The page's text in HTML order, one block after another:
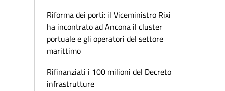
Riforma dei porti: il Viceministro Rixi
ha incontrato ad Ancona il cluster
portuale e gli operatori del settore
marittimo
Rifinanziati i 100 milioni del Decreto
infrastrutture